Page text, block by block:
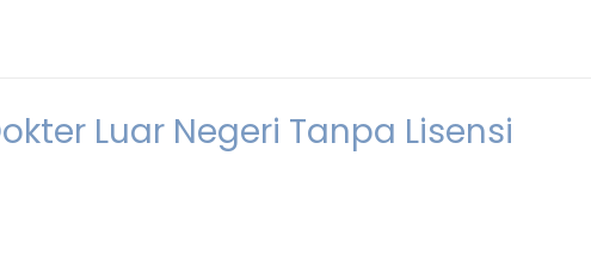
Luar Negeri Tanpa Lisensi